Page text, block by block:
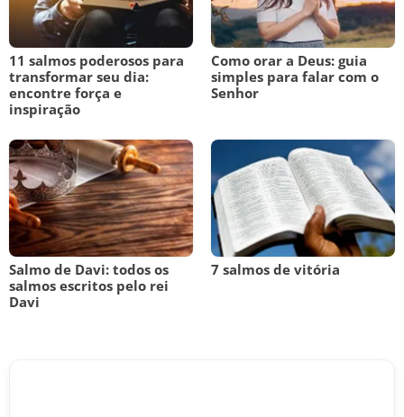
11 salmos poderosos para
transformar seu dia:
encontre força e
inspiração
Como orar a Deus: guia
simples para falar com o
Senhor
Salmo de Davi: todos os
salmos escritos pelo rei
Davi
7 salmos de vitória